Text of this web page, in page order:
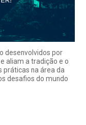
desenvolvidos por
aliam a tradição e o
práticas na área da
desafios do mundo